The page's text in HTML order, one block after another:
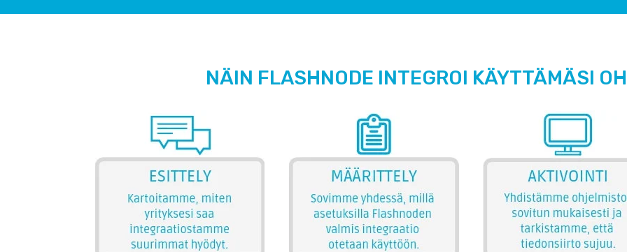
NÄIN FLASHNODE INTEGROI KÄYTTÄMÄSI